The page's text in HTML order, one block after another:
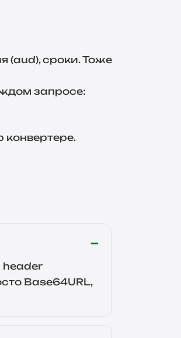
(aud), сроки. Тоже
запросе:
конвертере.
header
Base64URL,